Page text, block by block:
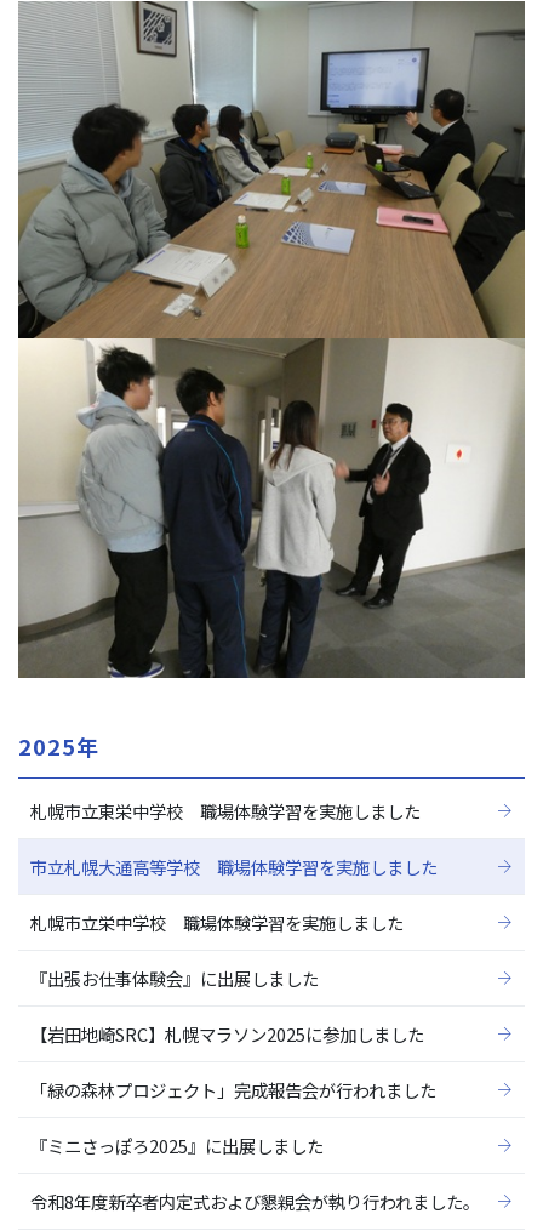
2025年
札幌市立東栄中学校 職場体験学習を実施しました
市立札幌大通高等学校 職場体験学習を実施しました
札幌市立栄中学校 職場体験学習を実施しました
『出張お仕事体験会』に出展しました
【岩田地崎SRC】札幌マラソン2025に参加しました
「緑の森林プロジェクト」完成報告会が行われました
『ミニさっぽろ2025』に出展しました
令和8年度新卒者内定式および懇親会が執り行われました。